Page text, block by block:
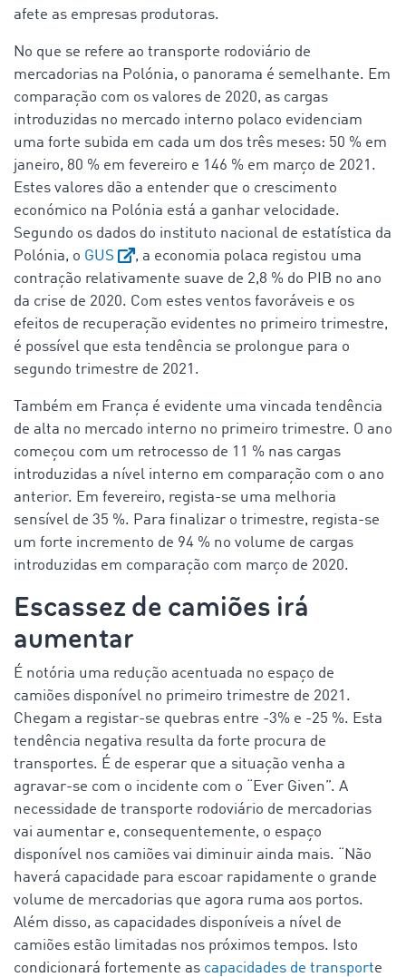
afete as empresas produtoras.
No que se refere ao transporte rodoviário de
mercadorias na Polónia, o panorama é semelhante. Em
comparação com os valores de 2020, as cargas
introduzidas no mercado interno polaco evidenciam
uma forte subida em cada um dos três meses: 50 % em
janeiro, 80 % em fevereiro e 146 % em março de 2021.
Estes valores dão a entender que o crescimento
económico na Polónia está a ganhar velocidade.
Segundo os dados do instituto nacional de estatística da
Polónia, o GUS
, a economia polaca registou uma
contração relativamente suave de 2,8 % do PIB no ano
da crise de 2020. Com estes ventos favoráveis e os
efeitos de recuperação evidentes no primeiro trimestre,
é possível que esta tendência se prolongue para o
segundo trimestre de 2021.
Também em França é evidente uma vincada tendência
de alta no mercado interno no primeiro trimestre. O ano
começou com um retrocesso de 11 % nas cargas
introduzidas a nível interno em comparação com o ano
anterior. Em fevereiro, regista-se uma melhoria
sensível de 35 %. Para finalizar o trimestre, regista-se
um forte incremento de 94 % no volume de cargas
introduzidas em comparação com março de 2020.
Escassez de camiões irá
aumentar
É notória uma redução acentuada no espaço de
camiões disponível no primeiro trimestre de 2021.
Chegam a registar-se quebras entre -3% e -25 %. Esta
tendência negativa resulta da forte procura de
transportes. É de esperar que a situação venha a
agravar-se com o incidente com o “Ever Given”. A
necessidade de transporte rodoviário de mercadorias
vai aumentar e, consequentemente, o espaço
disponível nos camiões vai diminuir ainda mais. “Não
haverá capacidade para escoar rapidamente o grande
volume de mercadorias que agora ruma aos portos.
Além disso, as capacidades disponíveis a nível de
camiões estão limitadas nos próximos tempos. Isto
condicionará fortemente as capacidades de transporte